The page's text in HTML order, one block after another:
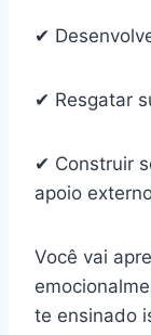
✔
✔ Resgatar
✔ Construir
apoio
Você vai
te ensinado